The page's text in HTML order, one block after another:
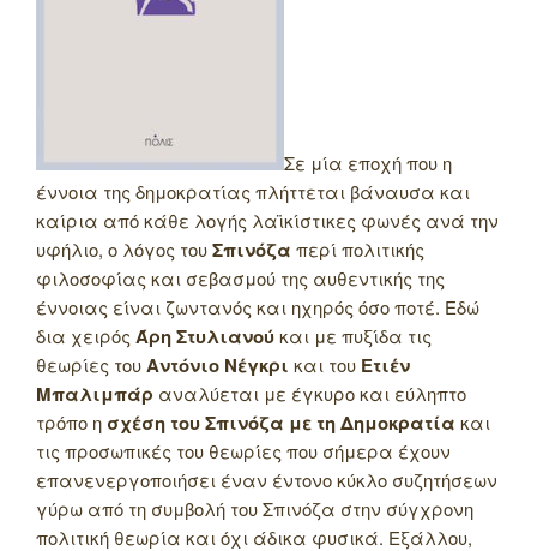
Σε μία εποχή που η
έννοια της δημοκρατίας πλήττεται βάναυσα και
καίρια από κάθε λογής λαϊκίστικες φωνές ανά την
υφήλιο, ο λόγος τουΣπινόζα περί πολιτικής
φιλοσοφίας και σεβασμού της αυθεντικής της
έννοιας είναι ζωντανός και ηχηρός όσο ποτέ. Εδώ
δια χειρός Άρη Στυλιανούκαι με πυξίδα τις
θεωρίες τουΑντόνιο Νέγκρι και του Ετιέν
Μπαλιμπάρ αναλύεται με έγκυρο και εύληπτο
τρόπο η σχέση του Σπινόζα με τη Δημοκρατία και
τις προσωπικές του θεωρίες που σήμερα έχουν
επανενεργοποιήσει έναν έντονο κύκλο συζητήσεων
γύρω από τη συμβολή του Σπινόζα στην σύγχρονη
πολιτική θεωρία και όχι άδικα φυσικά. Εξάλλου,